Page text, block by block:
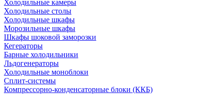
Холодильные камеры
Холодильные столы
Холодильные шкафы
Морозильные шкафы
Шкафы шоковой заморозки
Кегераторы
Барные холодильники
Льдогенераторы
Холодильные моноблоки
Сплит-системы
Компрессорно-конденсаторные блоки (ККБ)